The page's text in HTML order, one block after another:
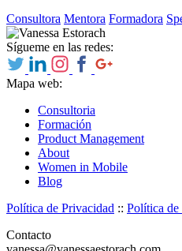
Consultora Mentora Formadora
Sígueme en las redes:
Mapa web:
Consultoria
Formación
Product Management
About
Women in Mobile
Blog
Política de Privacidad :: Política de
Contacto